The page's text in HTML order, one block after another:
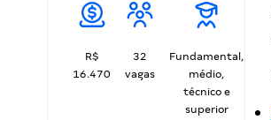
R$
16.470
32
vagas
Fundamental,
médio,
técnico e
superior